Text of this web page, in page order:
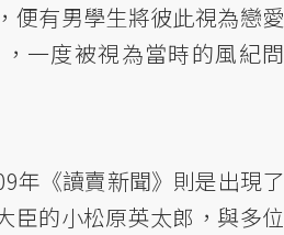
便有男學生將彼此視為戀愛
一度被視為當時的風紀問
年《讀賣新聞》則是出現了
臣的小松原英太郎，與多位